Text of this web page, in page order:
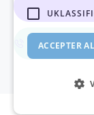
ACCEPTER